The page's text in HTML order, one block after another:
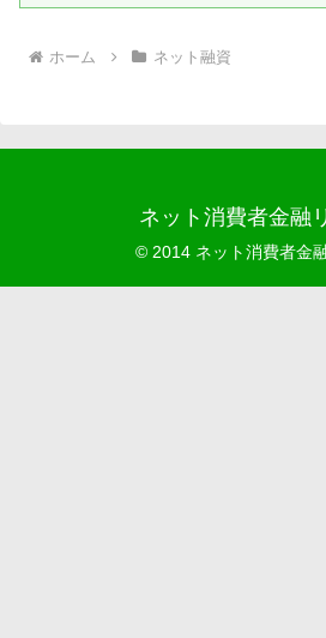
ホーム ネット融資
ネット消費者金融
© 2014 ネット消費者金